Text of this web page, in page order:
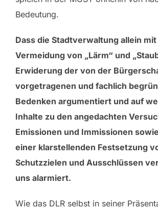
Bedeutung.
Dass die Stadtverwaltung allein
Vermeidung von „Lärm“ und
Erwiderung der von der
vorgetragenen und fachlich
Bedenken argumentiert und auf
Inhalte zu den angedachten
Emissionen und Immissionen
einer klarstellenden Festsetzung
Schutzzielen und Ausschlüssen
uns alarmiert.
Wie das DLR selbst in seiner